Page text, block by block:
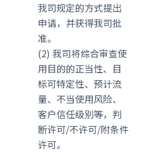
我司规定的方式提出
申请，并获得我司批
准。
(2) 我司将综合审查使
用目的的正当性、目
标可特定性、预计流
量、不当使用风险、
客户信任级别等，判
断许可/不许可/附条件
许可。